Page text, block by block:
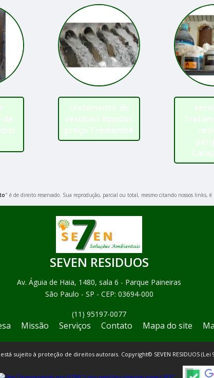
de
tratamento de
resíduos líquidos
preço Tremembé
" é de direito reservado. Sua reprodução, parcial ou total, mesmo citando nossos
SEVEN RESIDUOS
Av. Águia de Haia, 1480, sala 6 - Parque Paineiras
São Paulo - SP - CEP: 03694-000
(11) 95197-0077
Missão Serviços Contato Mapa do site
sujeito à proteção de direitos autorais. Copyright© SEVEN RESIDUOS (Lei